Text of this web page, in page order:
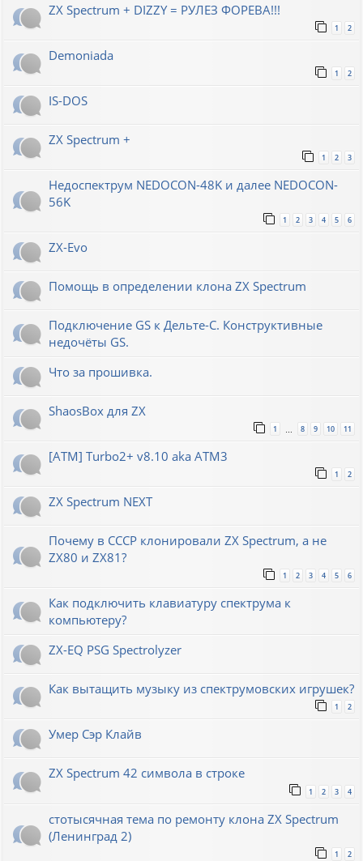
ZX Spectrum + DIZZY = РУЛЕЗ ФОРЕВА!!!
1 2
Demoniada
1 2
IS-DOS
ZX Spectrum +
1 2 3
Недоспектрум NEDOCON-48K и далее NEDOCON-
56K
1 2 3 4 5 6
ZX-Evo
Помощь в определении клона ZX Spectrum
Подключение GS к Дельте-С. Конструктивные
недочёты GS.
Что за прошивка.
ShaosBox для ZX
1 … 8 9 10 11
[ATM] Turbo2+ v8.10 aka ATM3
1 2
ZX Spectrum NEXT
Почему в СССР клонировали ZX Spectrum, а не
ZX80 и ZX81?
1 2 3 4 5 6
Как подключить клавиатуру спектрума к
компьютеру?
ZX-EQ PSG Spectrolyzer
Как вытащить музыку из спектрумовских игрушек?
1 2
Умер Сэр Клайв
ZX Spectrum 42 символа в строке
1 2 3 4
стотысячная тема по ремонту клона ZX Spectrum
(Ленинград 2)
1 2